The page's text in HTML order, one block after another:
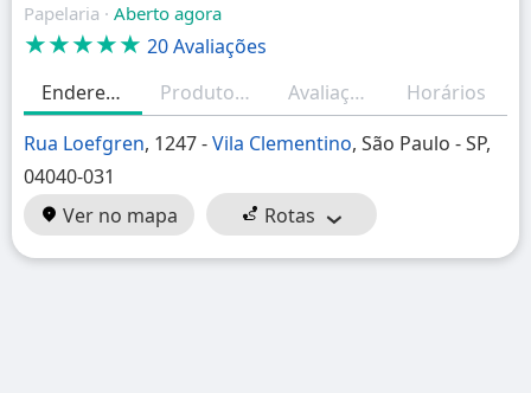
Papelaria · Aberto agora
★★★★★ 20 Avaliações
Endereço
Produtos/Serviços Avaliações
Horários
Rua Loefgren, 1247 -Vila Clementino, São Paulo - SP,
04040-031
Ver no mapa
Rotas